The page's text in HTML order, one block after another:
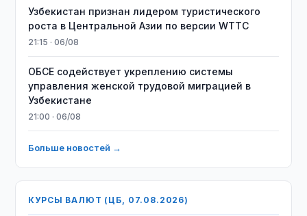
Узбекистан признан лидером туристического
роста в Центральной Азии по версии WTTC
21:15 · 06/08
ОБСЕ содействует укреплению системы
управления женской трудовой миграцией в
Узбекистане
21:00 · 06/08
Больше новостей →
КУРСЫ ВАЛЮТ (ЦБ, 07.08.2026)